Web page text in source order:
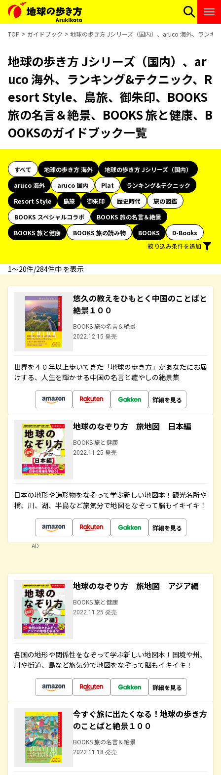
TOP ガイドブック 地球の歩き方 Jシリーズ（国内）、aruco 海外、ランキ
地球の歩き方 Jシリーズ（国内）、ar
uco 海外、ランキング&テクニック、R
esort Style、島旅、御朱印、BOOKS
旅の名言＆絶景、BOOKS 旅と健康、B
OOKSのガイドブック一覧
すべて 地球の歩き方 海外
地球の歩き方 Jシリーズ（国内）
aruco 海外
aruco 国内 Plat
ランキング&テクニック
Resort Style
島旅 御朱印 歴史時代
旅の図鑑
BOOKS スペシャルコラボ
BOOKS 旅の名言＆絶景
BOOKS 旅と健康
BOOKS 旅の読み物 BOOKS
D-Books
絞り込み条件を追加
1〜20件/284件中 を表示
悠久の教えをひもとく中国のことばと
絶景１００
BOOKS 旅の名言＆絶景
2022.12.15 発売
世界を４０年以上歩いてきた「地球の歩き方」があなたにお届
けする、人生を輝かせる中国の名言と癒やしの絶景集
詳細を見る
地球のなぞり方 旅地図 日本編
BOOKS 旅と健康
2022.11.25 発売
日本の地形や造形物をなぞって学ぶ新しい地図本！観光名所や
橋、川、湖、半島など旅気分で地図をなぞって脳もイキイキ！
詳細を見る
AD
地球のなぞり方 旅地図 アジア編
BOOKS 旅と健康
2022.11.25 発売
各国の地形や関係性をなぞって学ぶ新しい地図本！国境や州、
川や街道、島など旅気分で地図をなぞって脳もイキイキ！
詳細を見る
今すぐ旅に出たくなる！地球の歩き方
のことばと絶景１００
BOOKS 旅の名言＆絶景
2022.11.18 発売